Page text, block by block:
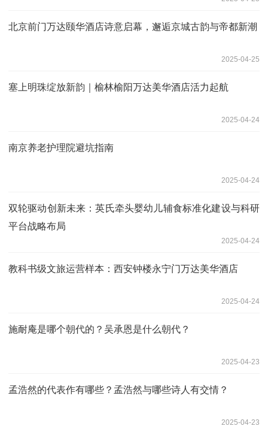
北京前门万达颐华酒店诗意启幕，邂逅京城古韵与帝都新潮
2025-04-25
塞上明珠绽放新韵｜榆林榆阳万达美华酒店活力起航
2025-04-24
南京养老护理院避坑指南
2025-04-24
双轮驱动创新未来：英氏牵头婴幼儿辅食标准化建设与科研
平台战略布局
2025-04-24
教科书级文旅运营样本：西安钟楼永宁门万达美华酒店
2025-04-24
施耐庵是哪个朝代的？吴承恩是什么朝代？
2025-04-23
孟浩然的代表作有哪些？孟浩然与哪些诗人有交情？
2025-04-23